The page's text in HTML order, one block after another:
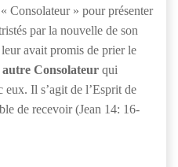
Consolateur » pour présenter
par la nouvelle de son
avait promis de prier le
Consolateur qui
eux. Il s’agit de l’Esprit de
de recevoir (Jean 14: 16-